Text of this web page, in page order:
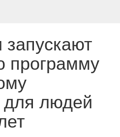
программу
для людей